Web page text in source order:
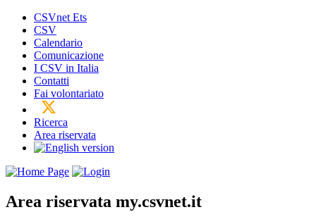
CSVnet Ets
CSV
Calendario
Comunicazione
I CSV in Italia
Contatti
Fai volontariato
Ricerca
Area riservata
Area riservata my.csvnet.it